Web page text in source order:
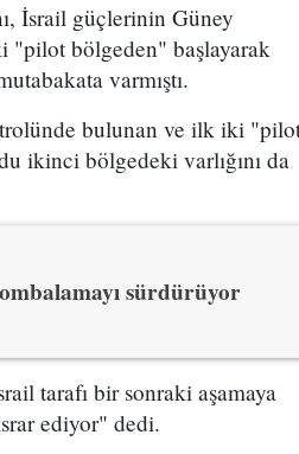
İsrail güçlerinin Güney
"pilot bölgeden" başlayarak
varmıştı.
bulunan ve ilk iki
ikinci bölgedeki varlığını da
sürdürüyor
tarafı bir sonraki aşamaya
ediyor" dedi.